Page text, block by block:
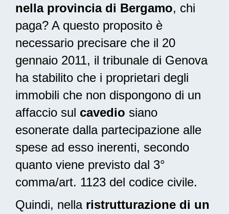
nella provincia di Bergamo, chi
paga? A questo proposito è
necessario precisare che il 20
gennaio 2011, il tribunale di Genova
ha stabilito che i proprietari degli
immobili che non dispongono di un
affaccio sul cavedio siano
esonerate dalla partecipazione alle
spese ad esso inerenti, secondo
quanto viene previsto dal 3°
comma/art. 1123 del codice civile.
Quindi, nella ristrutturazione di un